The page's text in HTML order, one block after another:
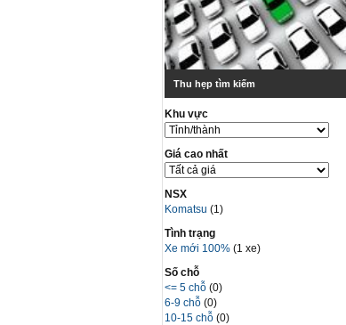
Thu hẹp tìm kiếm
Khu vực
Giá cao nhất
NSX
Komatsu(1)
Tình trạng
Xe mới 100% (1 xe)
Số chỗ
<= 5 chỗ(0)
6-9 chỗ(0)
10-15 chỗ(0)